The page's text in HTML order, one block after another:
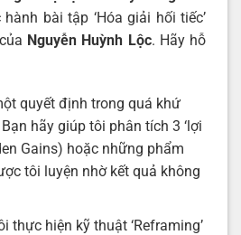
bài tập ‘Hóa giải hối tiếc’
Nguyễn Huỳnh Lộc. Hãy hỗ
quyết định trong quá khứ
hãy giúp tôi phân tích 3 ‘lợi
Gains) hoặc những phẩm
tôi luyện nhờ kết quả không
thực hiện kỹ thuật ‘Reframing’